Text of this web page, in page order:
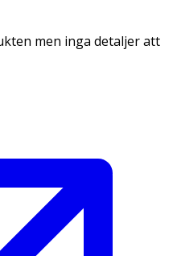
men inga detaljer att